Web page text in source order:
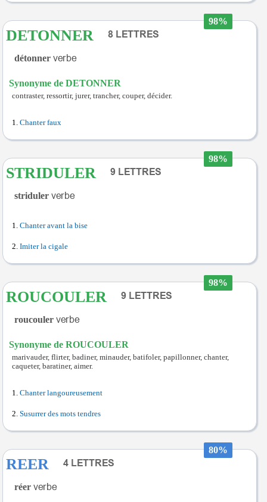
98%
DETONNER
détonner
Synonyme de DETONNER
contraster, ressortir, jurer, trancher, couper, décider.
Chanter faux
98%
STRIDULER
striduler
Chanter avant la bise
Imiter la cigale
98%
ROUCOULER
roucouler
Synonyme de ROUCOULER
marivauder, flirter, badiner, minauder, batifoler, papillonner, chanter,
caqueter, baratiner, aimer.
Chanter langoureusement
Susurrer des mots tendres
80%
REER
réer